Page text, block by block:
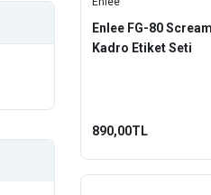
Enlee FG-80 Scream
Kadro Etiket Seti
890,00TL